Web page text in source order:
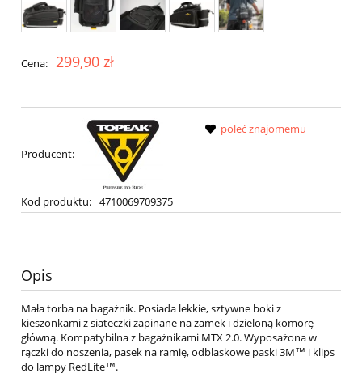
Cena: 299,90 zł
Producent:
Kod produktu: 4710069709375
poleć znajomemu
Opis
Mała torba na bagażnik. Posiada lekkie, sztywne boki z
kieszonkami z siateczki zapinane na zamek i dzieloną komorę
główną. Kompatybilna z bagażnikami MTX 2.0. Wyposażona w
rączki do noszenia, pasek na ramię, odblaskowe paski 3M™ i klips
do lampy RedLite™.